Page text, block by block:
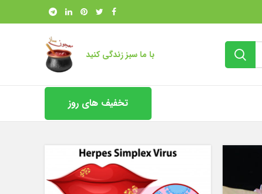
با ما سبز زندگی کنید
تخفیف های روز